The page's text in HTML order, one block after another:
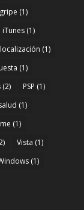
gripe (1)
iTunes(1)
localización (1)
(1)
(2) PSP (1)
(1)
(1)
Vista (1)
(1)